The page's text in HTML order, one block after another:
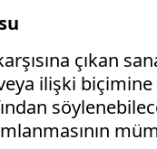
çıkan
ilişki